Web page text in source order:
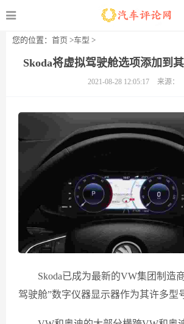
您的位置： 首页 >车型 >
Skoda将虚拟驾驶舱选项添加到
2021-08-28 12:05:17 来源：
Skoda已成为最新的VW集团制造
驾驶舱”数字仪器显示器作为其许多型